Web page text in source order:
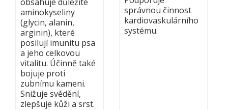
aminokyseliny
(glycin, alanin,
arginin), které
posilují imunitu psa
a jeho celkovou
vitalitu. Účinně také
bojuje proti
zubnímu kameni.
Snižuje svědění,
zlepšuje kůži a srst.
správnou činnost
kardiovaskulárního
systému.